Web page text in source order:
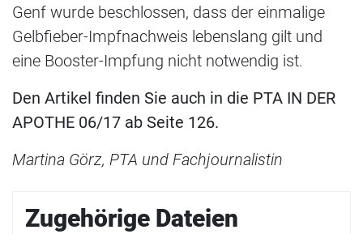
Genf wurde beschlossen, dass der einmalige
Gelbfieber-Impfnachweis lebenslang gilt und
eine Booster-Impfung nicht notwendig ist.
Den Artikel finden Sie auch in die PTA IN DER
APOTHE 06/17 ab Seite 126.
Martina Görz, PTA und Fachjournalistin
Zugehörige Dateien